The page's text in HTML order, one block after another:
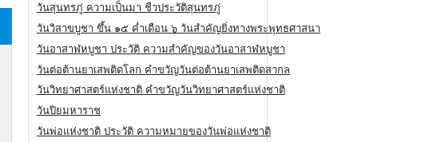
วันสุนทรภู่ ความเป็นมา ชีวประวัติสุนทรภู่
วันวิสาขบูชา ขึ้น ๑๕ ค่ำเดือน ๖ วันสำคัญยิ่งทางพระพุทธศาสนา
วันอาสาฬหบูชา ประวัติ ความสําคัญของวันอาสาฬหบูชา
วันต่อต้านยาเสพติดโลก คำขวัญวันต่อต้านยาเสพติดสากล
วันวิทยาศาสตร์แห่งชาติ คำขวัญวันวิทยาศาสตร์แห่งชาติ
วันปิยมหาราช
วันพ่อแห่งชาติ ประวัติ ความหมายของวันพ่อแห่งชาติ